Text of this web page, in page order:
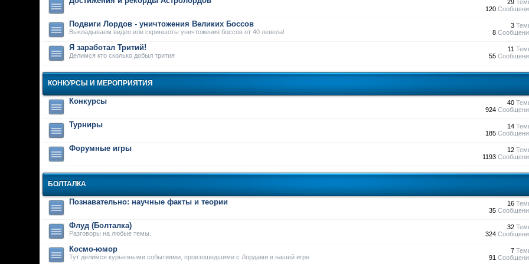
29
120
Подвиги Лордов - уничтожения Великих Боссов
Выкладываем видео или скриншоты уничтожения боссов от 40 левела!
3
8
Я заработал Тритий!
Делимся кто сколько добыл трития
11
55
КОНКУРСЫ И МЕРОПРИЯТИЯ
Конкурсы 40
924
Турниры 14
185
Форумные игры 12
1193
БОЛТАЛКА
Познавательно: научные факты и теории 16
35
Флуд (Болталка)
Разговоры на любые темы.
32
324
Космо-юмор
Тут делимся курьезными событиями, произошедшими с Лордами в нашей игре
7
91